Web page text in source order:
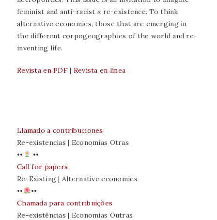
feminist and anti-racist « re-existence. To think
alternative economies, those that are emerging in
the different corpogeographies of the world and re-
inventing life.
Revista en PDF| Revista en línea
Llamado a contribuciones
Re-existencias | Economías Otras
••
••
Call for papers
Re-Existing | Alternative economies
••
••
Chamada para contribuições
Re-existências | Economias Outras